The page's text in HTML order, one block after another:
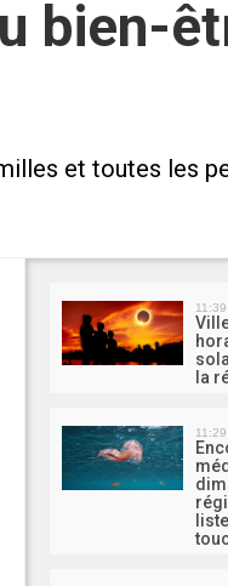
bien-
et toutes les
11:39
la
11:29